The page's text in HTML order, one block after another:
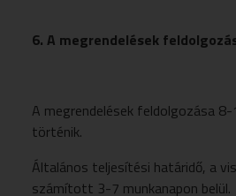
6. A megrendelések
A megrendelések feldolgozása
történik.
Általános teljesítési határidő, a
számított 3-7 munkanapon belül.